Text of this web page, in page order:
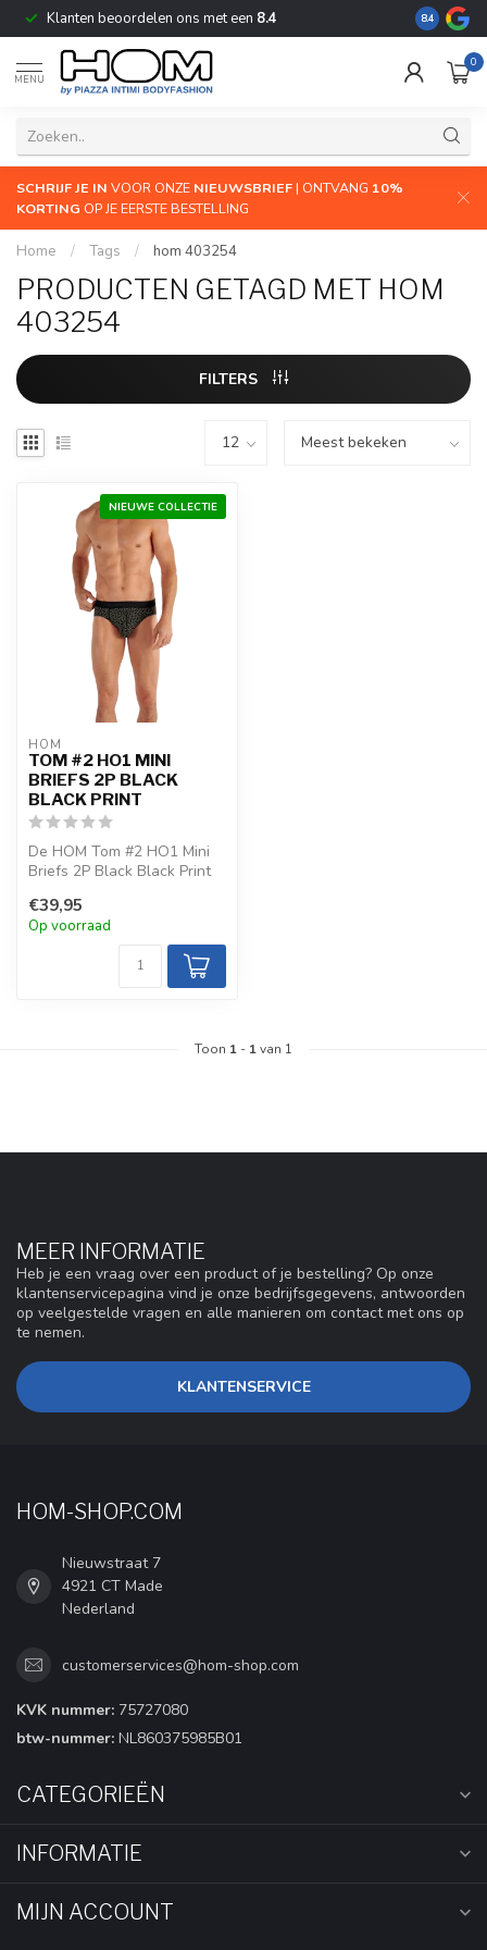
Klanten beoordelen ons met een 8.4 De
8.4
MENU
0
SCHRIJF JE IN VOOR ONZE NIEUWSBRIEF| ONTVANG 10%
KORTING OP JE EERSTE BESTELLING
Home / Tags / hom 403254
PRODUCTEN GETAGD MET HOM
403254
FILTERS
NIEUWE COLLECTIE
HOM
TOM #2 HO1 MINI
BRIEFS 2P BLACK
BLACK PRINT
De HOM Tom #2 HO1 Mini
Briefs 2P Black Black Print
geometrische p...
€39,95
Op voorraad
Toon 1 - 1van 1
MEER INFORMATIE
Heb je een vraag over een product of je bestelling? Op onze
klantenservicepagina vind je onze bedrijfsgegevens, antwoorden
op veelgestelde vragen en alle manieren om contact met ons op
te nemen.
KLANTENSERVICE
HOM-SHOP.COM
Nieuwstraat 7
4921 CT Made
Nederland
customerservices@hom-shop.com
KVK nummer: 75727080
btw-nummer: NL860375985B01
CATEGORIEËN
INFORMATIE
MIJN ACCOUNT